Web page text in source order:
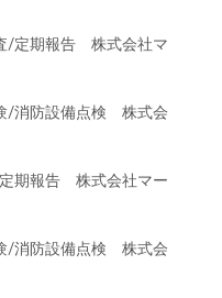
/定期報告 株式会社マ
/消防設備点検 株式会
期報告 株式会社マー
/消防設備点検 株式会